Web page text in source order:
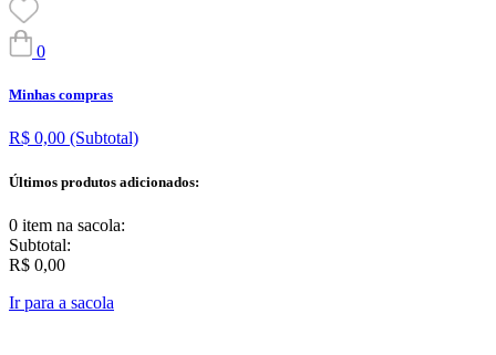
0
Minhas compras
R$ 0,00 (Subtotal)
Últimos produtos adicionados:
0 item na sacola:
Subtotal:
R$ 0,00
Ir para a sacola